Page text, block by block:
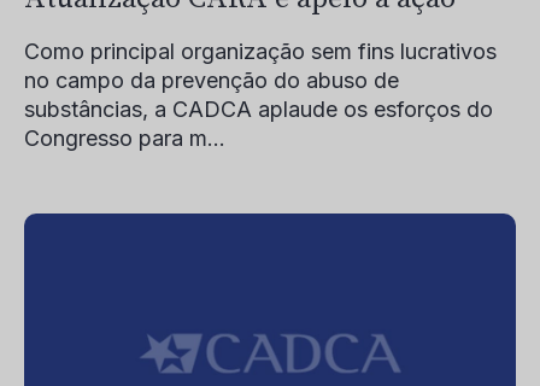
Como principal organização sem fins lucrativos
no campo da prevenção do abuso de
substâncias, a CADCA aplaude os esforços do
Congresso para m...